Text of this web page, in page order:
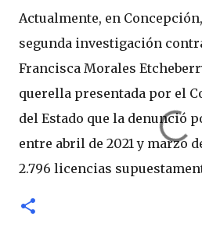
Actualmente, en
segunda investigación
Francisca Morales
querella presentada por el
del Estado que la denunció
entre abril de 2021 y marzo
2.796 licencias